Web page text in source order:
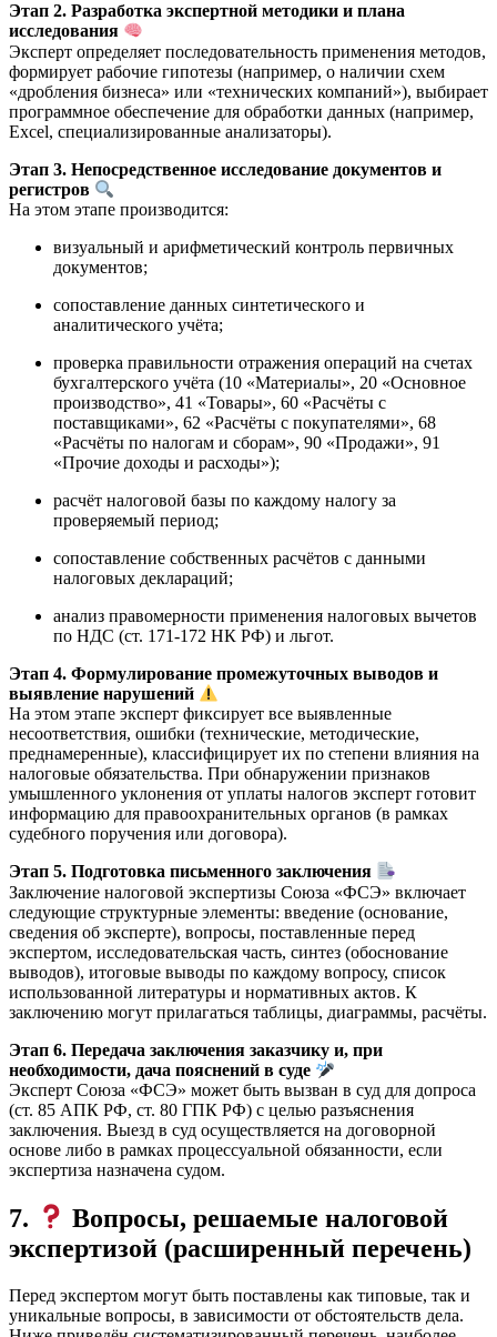
Этап 2. Разработка экспертной методики и плана
исследования
Эксперт определяет последовательность применения методов,
формирует рабочие гипотезы (например, о наличии схем
«дробления бизнеса» или «технических компаний»), выбирает
программное обеспечение для обработки данных (например,
Excel, специализированные анализаторы).
Этап 3. Непосредственное исследование документов и
регистров
На этом этапе производится:
визуальный и арифметический контроль первичных
документов;
сопоставление данных синтетического и
аналитического учёта;
проверка правильности отражения операций на счетах
бухгалтерского учёта (10 «Материалы», 20 «Основное
производство», 41 «Товары», 60 «Расчёты с
поставщиками», 62 «Расчёты с покупателями», 68
«Расчёты по налогам и сборам», 90 «Продажи», 91
«Прочие доходы и расходы»);
расчёт налоговой базы по каждому налогу за
проверяемый период;
сопоставление собственных расчётов с данными
налоговых деклараций;
анализ правомерности применения налоговых вычетов
по НДС (ст. 171-172 НК РФ) и льгот.
Этап 4. Формулирование промежуточных выводов и
выявление нарушений
На этом этапе эксперт фиксирует все выявленные
несоответствия, ошибки (технические, методические,
преднамеренные), классифицирует их по степени влияния на
налоговые обязательства. При обнаружении признаков
умышленного уклонения от уплаты налогов эксперт готовит
информацию для правоохранительных органов (в рамках
судебного поручения или договора).
Этап 5. Подготовка письменного заключения
Заключение налоговой экспертизы Союза «ФСЭ» включает
следующие структурные элементы: введение (основание,
сведения об эксперте), вопросы, поставленные перед
экспертом, исследовательская часть, синтез (обоснование
выводов), итоговые выводы по каждому вопросу, список
использованной литературы и нормативных актов. К
заключению могут прилагаться таблицы, диаграммы, расчёты.
Этап 6. Передача заключения заказчику и, при
необходимости, дача пояснений в суде
Эксперт Союза «ФСЭ» может быть вызван в суд для допроса
(ст. 85 АПК РФ, ст. 80 ГПК РФ) с целью разъяснения
заключения. Выезд в суд осуществляется на договорной
основе либо в рамках процессуальной обязанности, если
экспертиза назначена судом.
7.
Вопросы, решаемые налоговой
экспертизой (расширенный перечень)
Перед экспертом могут быть поставлены как типовые, так и
уникальные вопросы, в зависимости от обстоятельств дела.